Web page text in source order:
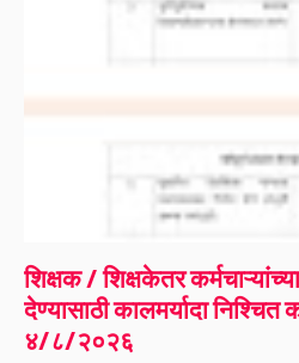
शिक्षक / शिक्षकेतर
देण्यासाठी कालमर्यादा
४/८/२०२६